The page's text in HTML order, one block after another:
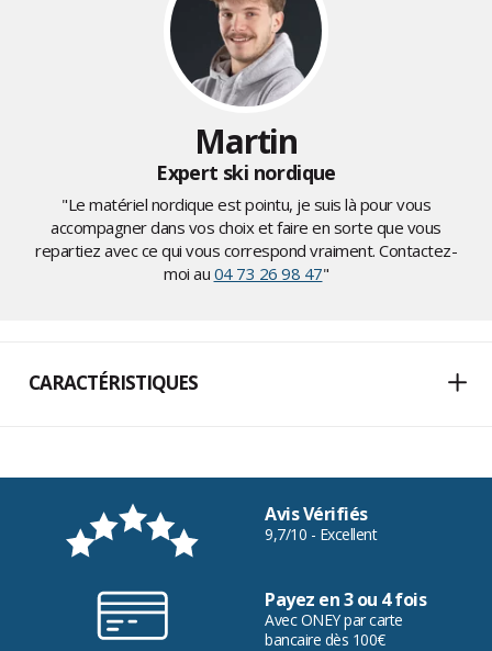
Martin
Expert ski nordique
"Le matériel nordique est pointu, je suis là pour vous
accompagner dans vos choix et faire en sorte que vous
repartiez avec ce qui vous correspond vraiment. Contactez-
moi au 04 73 26 98 47"
CARACTÉRISTIQUES
Avis Vérifiés
9,7/10 - Excellent
Payez en 3 ou 4 fois
Avec ONEY par carte
bancaire dès 100€